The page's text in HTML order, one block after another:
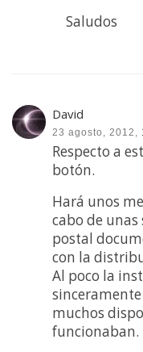
Saludos
David
23 agosto, 2012,
Respecto a
botón.
Hará unos
cabo de
postal
con la
Al poco la
muchos
funcionaban.